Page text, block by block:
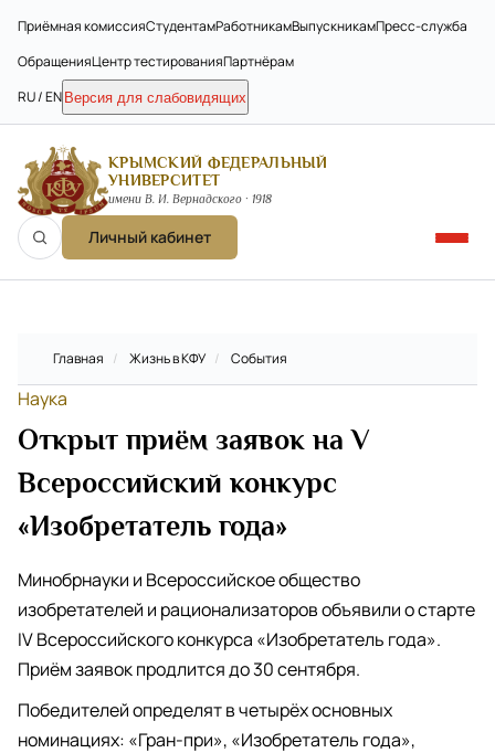
Приёмная комиссияСтудентамРаботникамВыпускникамПресс-служба
ОбращенияЦентр тестированияПартнёрам
RU / EN Версия для слабовидящих
КРЫМСКИЙ ФЕДЕРАЛЬНЫЙ
УНИВЕРСИТЕТ
имени В. И. Вернадского · 1918
Личный кабинет
Главная / Жизнь в КФУ / События
Наука
Открыт приём заявок на V
Всероссийский конкурс
«Изобретатель года»
Минобрнауки и Всероссийское общество
изобретателей и рационализаторов объявили о старте
IV Всероссийского конкурса «Изобретатель года».
Приём заявок продлится до 30 сентября.
Победителей определят в четырёх основных
номинациях: «Гран-при», «Изобретатель года»,